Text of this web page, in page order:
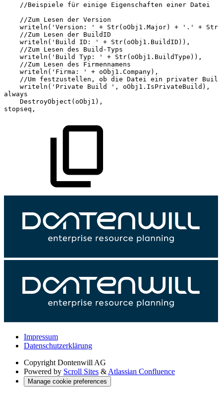
//Beispiele
für einige Eigenschaften einer Datei
//Zum Lesen der Version
writeln('Version:
' + Str(oObj1.Major) + '.' +
//Zum Lesen der BuildID
writeln('Build
ID: ' + Str(oObj1.BuildID)),
//Zum Lesen des
Build-Typs
writeln('Build
Typ: ' + Str(oObj1.BuildType)),
//Zum Lesen des
Firmennamens
writeln('Firma:
' + oObj1.Company),
//Um festzustellen, ob die Datei ein privater Build
writeln('Private
Build ',
oObj1.IsPrivateBuild),
always
DestroyObject(oObj1),
stopseq,
Impressum
Datenschutzerklärung
Copyright Dontenwill AG
Powered by Scroll Sites &Atlassian Confluence
Manage cookie preferences